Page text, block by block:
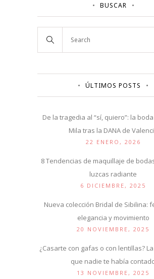
BUSCAR
ÚLTIMOS POSTS
De la tragedia al “sí, quiero”: la
Mila tras la DANA de
22 ENERO, 2026
8 Tendencias de maquillaje de
luzcas radiante
6 DICIEMBRE, 2025
Nueva colección Bridal de Sibilina:
elegancia y movimiento
20 NOVIEMBRE, 2025
¿Casarte con gafas o con lentillas?
que nadie te había
13 NOVIEMBRE, 2025